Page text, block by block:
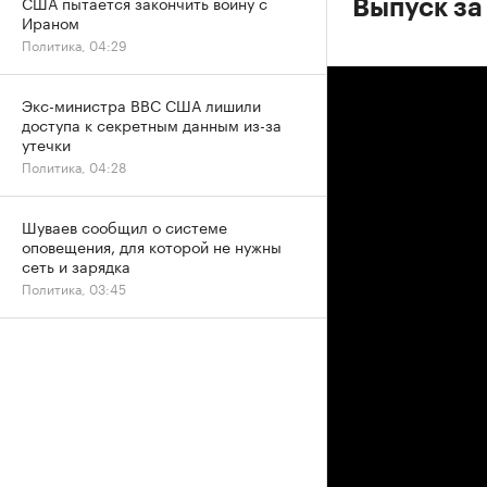
Выпуск
Ираном
Политика, 04:29
Экс-министра ВВС США лишили
доступа к секретным данным из-за
утечки
Политика, 04:28
Шуваев сообщил о системе
оповещения, для которой не нужны
сеть и зарядка
Политика, 03:45